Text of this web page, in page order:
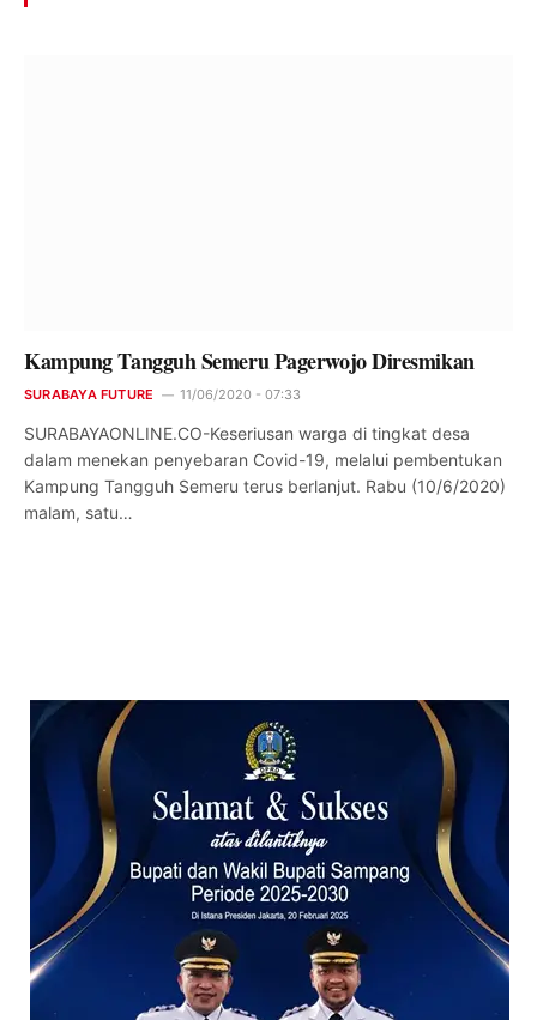
Kampung Tangguh Semeru Pagerwojo Diresmikan
SURABAYA FUTURE 11/06/2020 - 07:33
SURABAYAONLINE.CO-Keseriusan warga di tingkat desa
dalam menekan penyebaran Covid-19, melalui pembentukan
Kampung Tangguh Semeru terus berlanjut. Rabu (10/6/2020)
malam, satu…